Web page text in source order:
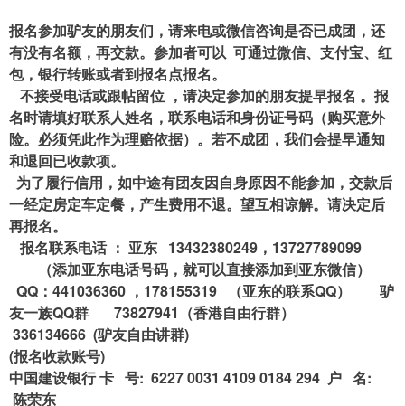
报名参加驴友的朋友们，请来电或微信咨询是否已成团，还
有没有名额，再交款。参加者可以 可通过微信、支付宝、红
包，银行转账或者到报名点报名。
不接受电话或跟帖留位 ，请决定参加的朋友提早报名 。 报
名时请填好联系人姓名，联系电话和身份证号码（购买意外
险。必须凭此作为理赔依据）。 若不成团，我们会提早通知
和退回已收款项。
为了履行信用，如中途有团友因自身原因不能参加， 交款后
一经定房定车定餐， 产生费用不退。 望互相谅解。请决定后
再报名。
报名联系电话 ： 亚东 13432380249，13727789099
（添加亚东电话号码，就可以直接添加到亚东微信）
QQ：441036360 ，178155319 （亚东的联系QQ） 驴
友一族QQ群 73827941（香港自由行群）
336134666 (驴友自由讲群)
(报名收款账号)
中国建设银行 卡 号: 6227 0031 4109 0184 294 户 名:
陈荣东